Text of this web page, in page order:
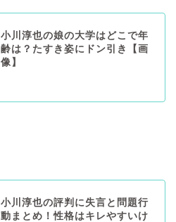
小川淳也の娘の大学はどこで年
齢は？たすき姿にドン引き【画
像】
小川淳也の評判に失言と問題行
動まとめ！性格はキレやすいけ